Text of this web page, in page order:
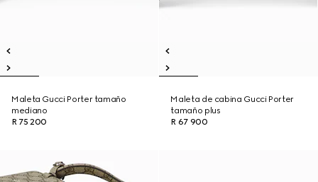
Maleta Gucci Porter tamaño
mediano
R 75 200
Maleta de cabina Gucci Porter
tamaño plus
R 67 900